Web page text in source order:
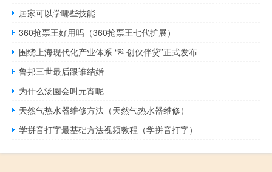
居家可以学哪些技能
360抢票王好用吗（360抢票王七代扩展）
围绕上海现代化产业体系 “科创伙伴贷”正式发布
鲁邦三世最后跟谁结婚
为什么汤圆会叫元宵呢
天然气热水器维修方法（天然气热水器维修）
学拼音打字最基础方法视频教程（学拼音打字）